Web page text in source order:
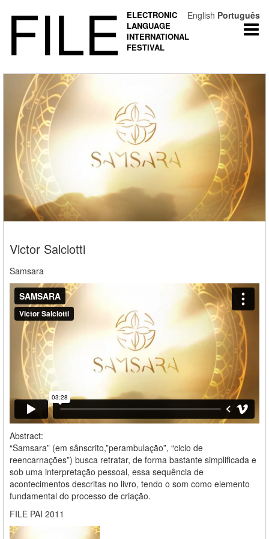
FILE
ELECTRONIC
LANGUAGE
INTERNATIONAL
FESTIVAL
Victor Salciotti
Samsara
Abstract:
“Samsara” (em sânscrito,”perambulação”, “ciclo de
reencarnações”) busca retratar, de forma bastante simplificada e
sob uma interpretação pessoal, essa sequência de
acontecimentos descritas no livro, tendo o som como elemento
fundamental do processo de criação.
FILE PAI 2011
English Português